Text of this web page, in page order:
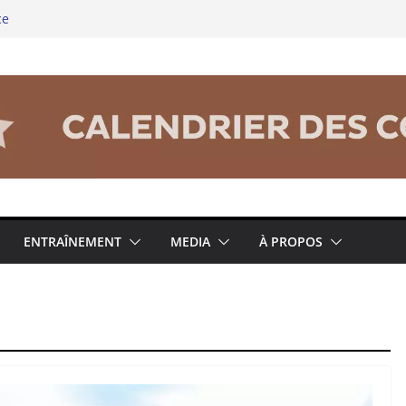
: Prolongez la Saison Sportive dans
ENTRAÎNEMENT MEDIA À PROPOS